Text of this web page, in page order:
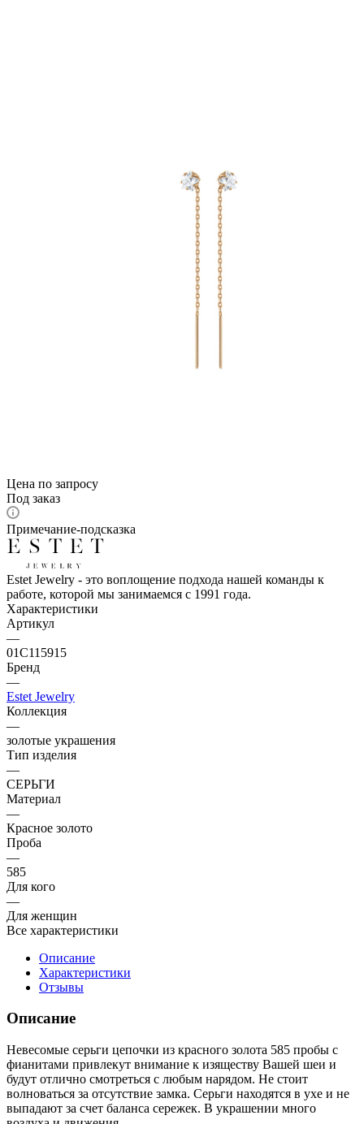
Цена по запросу
Под заказ
Примечание-подсказка
Estet Jewelry - это воплощение подхода нашей команды к
работе, которой мы занимаемся с 1991 года.
Характеристики
Артикул
—
01С115915
Бренд
—
Estet Jewelry
Коллекция
—
золотые украшения
Тип изделия
—
СЕРЬГИ
Материал
—
Красное золото
Проба
—
585
Для кого
—
Для женщин
Все характеристики
Описание
Характеристики
Отзывы
Описание
Невесомые серьги цепочки из красного золота 585 пробы с
фианитами привлекут внимание к изяществу Вашей шеи и
будут отлично смотреться с любым нарядом. Не стоит
волноваться за отсутствие замка. Серьги находятся в ухе и не
выпадают за счет баланса сережек. В украшении много